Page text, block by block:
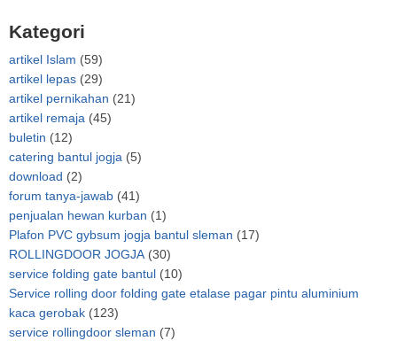
Kategori
artikel Islam (59)
artikel lepas (29)
artikel pernikahan (21)
artikel remaja (45)
buletin (12)
catering bantul jogja (5)
download (2)
forum tanya-jawab (41)
penjualan hewan kurban (1)
Plafon PVC gybsum jogja bantul sleman (17)
ROLLINGDOOR JOGJA (30)
service folding gate bantul (10)
Service rolling door folding gate etalase pagar pintu aluminium
kaca gerobak (123)
service rollingdoor sleman (7)